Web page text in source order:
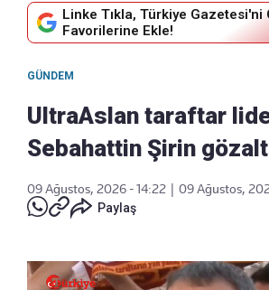
Linke Tıkla, Türkiye Gazetesi'ni
Favorilerine Ekle!
GÜNDEM
UltraAslan taraftar
Sebahattin Şirin
09 Ağustos, 2026 - 14:22 | 09 Ağustos,
Paylaş